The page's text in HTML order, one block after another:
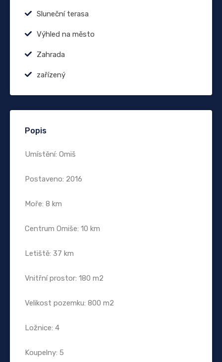
Sluneční terasa
Výhled na město
Zahrada
zařízený
Popis
Umístění: Omiš
Postaveno: 2016
Moře: 8 km
Centrum Omiše: 10 km
Letiště: 37 km
Vnitřní prostor: 180 m2
Velikost pozemku: 800 m2
Ložnice: 4
Koupelny: 5